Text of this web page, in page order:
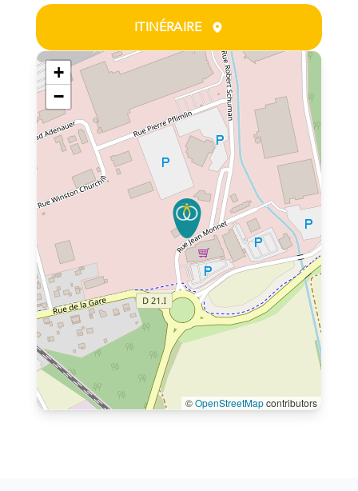
ITINÉRAIRE
+
−
©OpenStreetMapcontributors